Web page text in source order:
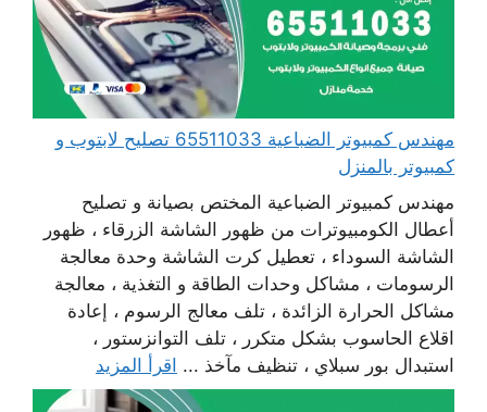
مهندس كمبيوتر الضباعية 65511033 تصليح لابتوب و
كمبيوتر بالمنزل
مهندس كمبيوتر الضباعية المختص بصيانة و تصليح
أعطال الكومبيوترات من ظهور الشاشة الزرقاء ، ظهور
الشاشة السوداء ، تعطيل كرت الشاشة وحدة معالجة
الرسومات ، مشاكل وحدات الطاقة و التغذية ، معالجة
مشاكل الحرارة الزائدة ، تلف معالج الرسوم ، إعادة
اقلاع الحاسوب بشكل متكرر ، تلف التوانزستور ،
استبدال بور سبلاي ، تنظيف مآخذ ... اقرأ المزيد